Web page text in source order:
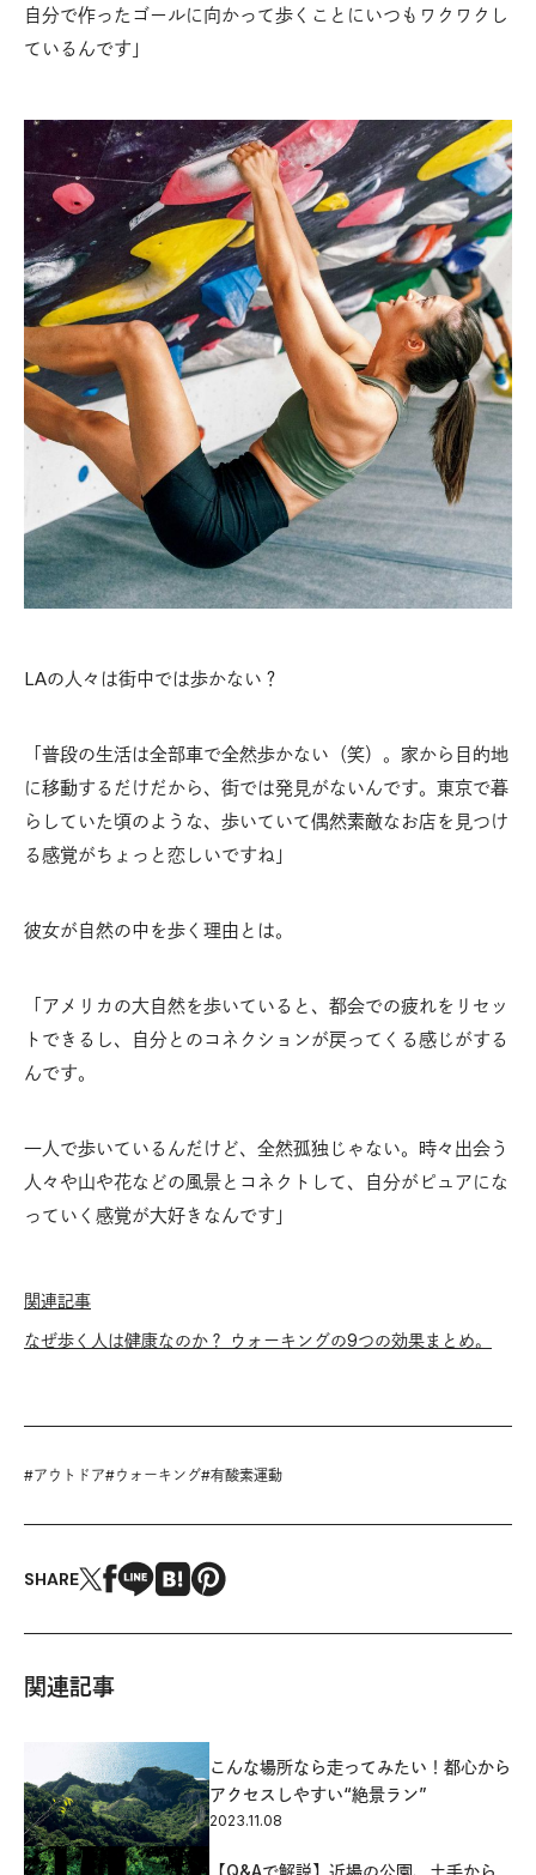
自分で作ったゴールに向かって歩くことにいつもワクワクし
ているんです」
LAの人々は街中では歩かない？
「普段の生活は全部車で全然歩かない（笑）。家から目的地
に移動するだけだから、街では発見がないんです。東京で暮
らしていた頃のような、歩いていて偶然素敵なお店を見つけ
る感覚がちょっと恋しいですね」
彼女が自然の中を歩く理由とは。
「アメリカの大自然を歩いていると、都会での疲れをリセッ
トできるし、自分とのコネクションが戻ってくる感じがする
んです。
一人で歩いているんだけど、全然孤独じゃない。時々出会う
人々や山や花などの風景とコネクトして、自分がピュアにな
っていく感覚が大好きなんです」
関連記事
なぜ歩く人は健康なのか？ ウォーキングの9つの効果まとめ。
#アウトドア#ウォーキング#有酸素運動
SHARE
関連記事
こんな場所なら走ってみたい！都心から
アクセスしやすい“絶景ラン”
2023.11.08